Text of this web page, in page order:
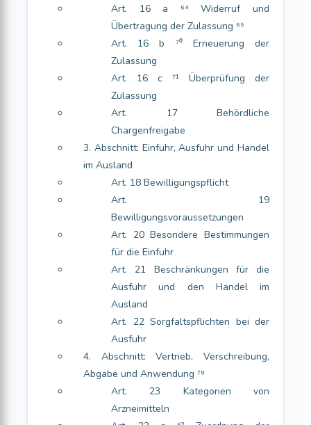
Art. 16 a ⁶⁴ Widerruf und
Übertragung der Zulassung ⁶⁵
Art. 16 b ⁷⁰ Erneuerung der
Zulassung
Art. 16 c ⁷¹ Überprüfung der
Zulassung
Art. 17 Behördliche
Chargenfreigabe
3. Abschnitt: Einfuhr, Ausfuhr und Handel
im Ausland
Art. 18 Bewilligungspflicht
Art. 19
Bewilligungsvoraussetzungen
Art. 20 Besondere Bestimmungen
für die Einfuhr
Art. 21 Beschränkungen für die
Ausfuhr und den Handel im
Ausland
Art. 22 Sorgfaltspflichten bei der
Ausfuhr
4. Abschnitt: Vertrieb, Verschreibung,
Abgabe und Anwendung ⁷⁹
Art. 23 Kategorien von
Arzneimitteln